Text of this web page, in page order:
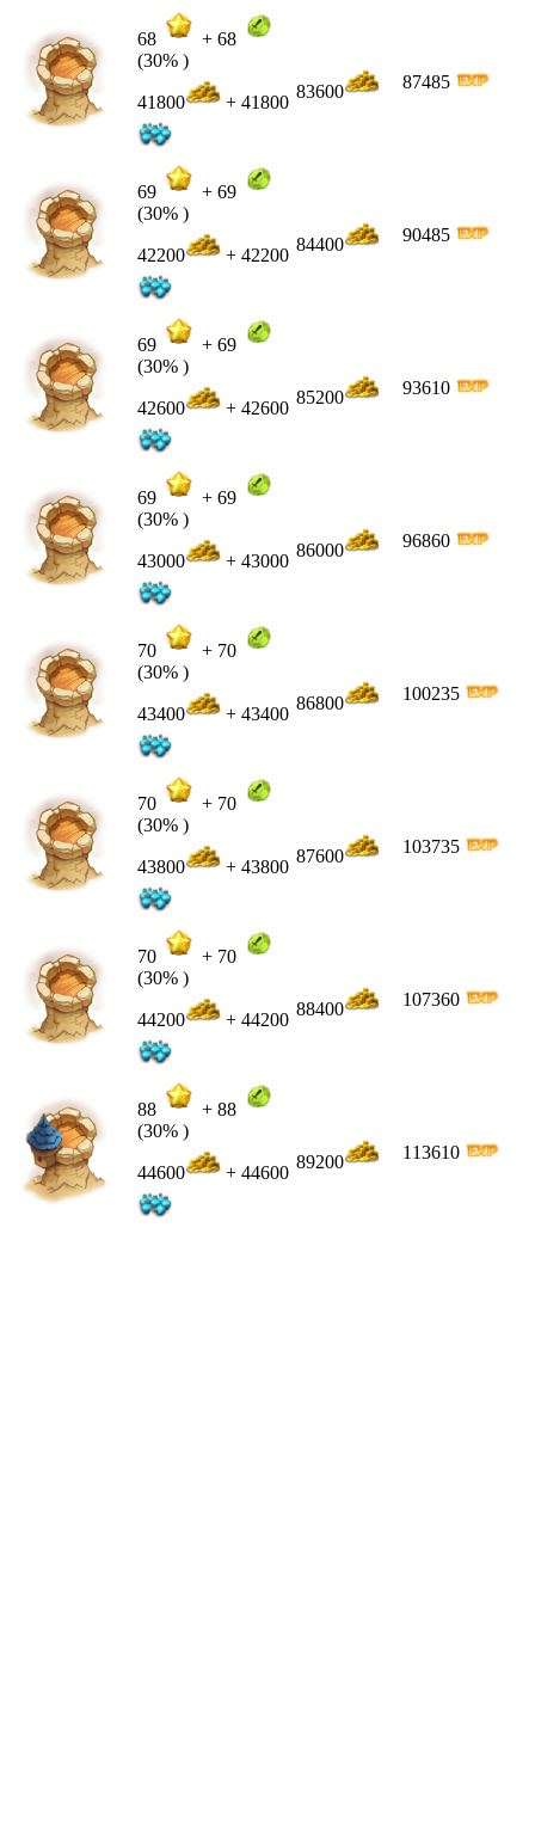
68 + 68
(30% )
41800 + 41800
83600 87485
69 + 69
(30% )
42200 + 42200
84400 90485
69 + 69
(30% )
42600 + 42600
85200 93610
69 + 69
(30% )
43000 + 43000
86000 96860
70 + 70
(30% )
43400 + 43400
86800 100235
70 + 70
(30% )
43800 + 43800
87600 103735
70 + 70
(30% )
44200 + 44200
88400 107360
88 + 88
(30% )
44600 + 44600
89200 113610